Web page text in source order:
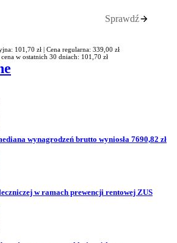
Sprawdź
101,70 zł | Cena regularna: 339,00 zł
w ostatnich 30 dniach: 101,70 zł
wynagrodzeń brutto wyniosła 7690,82 zł
w ramach prewencji rentowej ZUS